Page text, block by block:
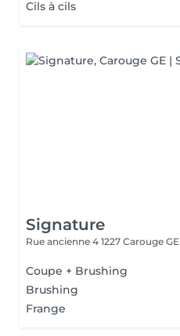
Cils à cils
Signature
Rue ancienne 4 1227 Carouge GE
Coupe + Brushing
Brushing
Frange